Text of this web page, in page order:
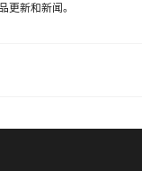
更新和新闻。